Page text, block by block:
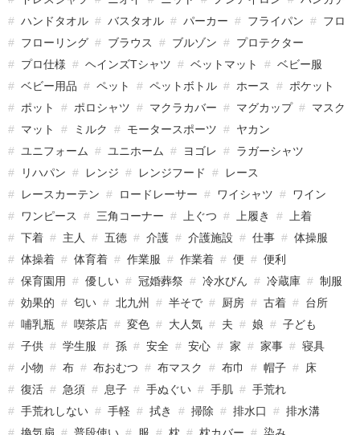
ハンドタオル
バスタオル パーカー フライパン
フロ
フローリング
ブラウス ブルゾン
プロテクター
プロ仕様
ヘインズTシャツ ベットマット
ベビー服
ベビー用品
ペット ペットボトル ホース
ポケット
ポット
ポロシャツ マクラカバー マグカップ
マスク
マット
ミルク モータースポーツ
ヤカン
ユニフォーム
ユニホーム ヨゴレ
ラガーシャツ
リハパン
レンジ レンジフード
レース
レースカーテン
ロードレーサー ワイシャツ
ワイン
ワンピース
三角コーナー 上ぐつ 上履き
上着
下着
主人 五徳 介護 介護施設 仕事
体操服
体操着
体育着 作業服 作業着 便
便利
保育園用
優しい 冠婚葬祭 冷水びん 冷蔵庫
制服
効果的
匂い 北九州 半そで 厨房 古着
台所
哺乳瓶
喫茶店 変色 大人気 夫 娘
子ども
子供
学生服 孫 安全 安心 家 家事
寝具
小物
布 布おむつ 布マスク 布巾 帽子
床
復活
急須 息子 手ぬぐい 手肌
手荒れ
手荒れしない
手軽 拭き 掃除 排水口
排水溝
換気扇
普段使い 服 枕 枕カバー 染み